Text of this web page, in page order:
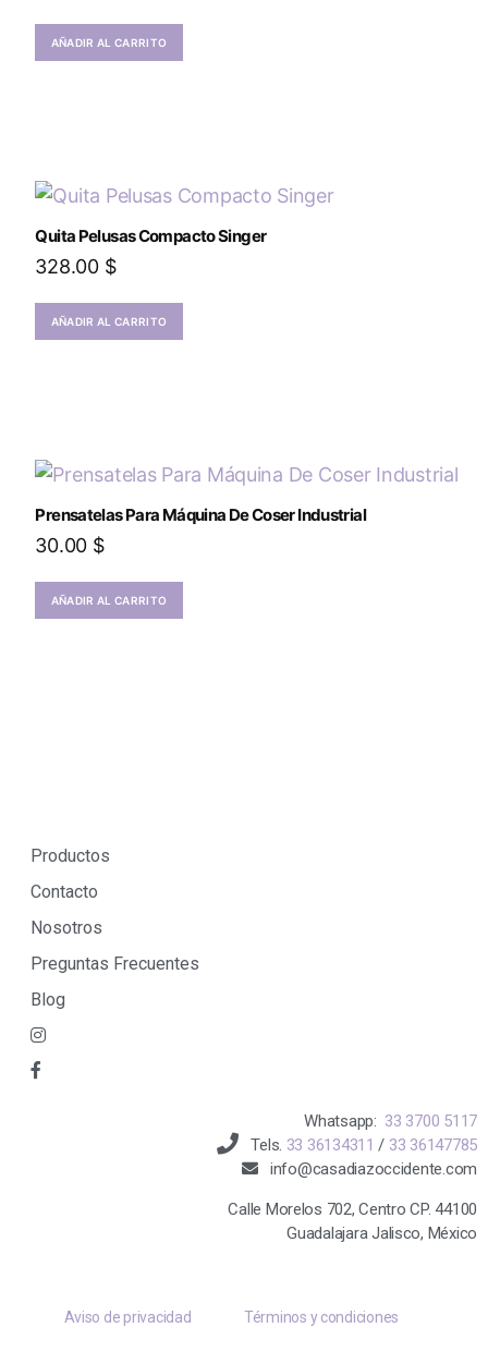
AÑADIR AL CARRITO
Quita Pelusas Compacto Singer
328.00 $
AÑADIR AL CARRITO
Prensatelas Para Máquina De Coser Industrial
30.00 $
AÑADIR AL CARRITO
Productos
Contacto
Nosotros
Preguntas Frecuentes
Blog
Whatsapp: 33 3700 5117
Tels. 33 36134311 / 33 36147785
info@casadiazoccidente.com
Calle Morelos 702, Centro CP. 44100
Guadalajara Jalisco, México
Aviso de privacidad Términos y condiciones